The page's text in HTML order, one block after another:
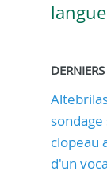
clopeau
d'un